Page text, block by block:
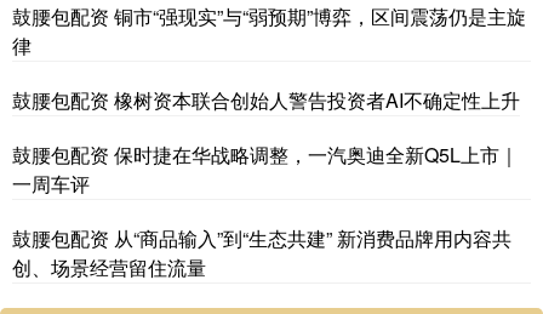
鼓腰包配资 铜市“强现实”与“弱预期”博弈，区间震荡仍是主旋
律
鼓腰包配资 橡树资本联合创始人警告投资者AI不确定性上升
鼓腰包配资 保时捷在华战略调整，一汽奥迪全新Q5L上市｜
一周车评
鼓腰包配资 从“商品输入”到“生态共建” 新消费品牌用内容共
创、场景经营留住流量